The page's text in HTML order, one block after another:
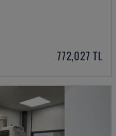
772,027 TL